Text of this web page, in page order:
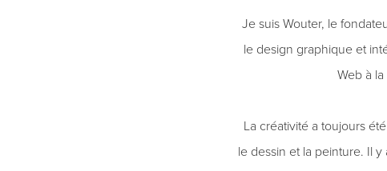
Je suis Wouter, le
le design graphique et
Web à
La créativité a toujours
le dessin et la peinture. Il